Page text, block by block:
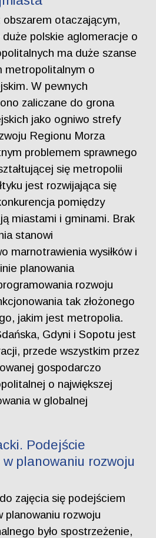
otaczającym,
polskie aglomeracje o
ma duże szanse
metropolitalnym o
W pewnych
zaliczane do grona
jako ogniwo strefy
Regionu Morza
problemem sprawnego
się metropolii
jest rozwijająca się
pomiędzy
miastami i gminami. Brak
stanowi
marnotrawienia wysiłków i
planowania
rozwoju
tak złożonego
jakim jest metropolia.
Gdyni i Sopotu jest
przede wszystkim przez
gospodarczo
o największej
w globalnej
Podejście
planowaniu rozwoju
zajęcia się podejściem
planowaniu rozwoju
było spostrzeżenie,